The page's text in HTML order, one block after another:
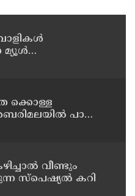
മ്യൂള്‍
ക്കൊള്ള
പാട്ടും
വീണ്ടും
സ്പെഷ്യൽ കറി